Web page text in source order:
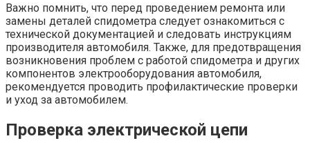
Важно помнить, что перед проведением ремонта или
замены деталей спидометра следует ознакомиться с
технической документацией и следовать инструкциям
производителя автомобиля. Также, для предотвращения
возникновения проблем с работой спидометра и других
компонентов электрооборудования автомобиля,
рекомендуется проводить профилактические проверки
и уход за автомобилем.
Проверка электрической цепи